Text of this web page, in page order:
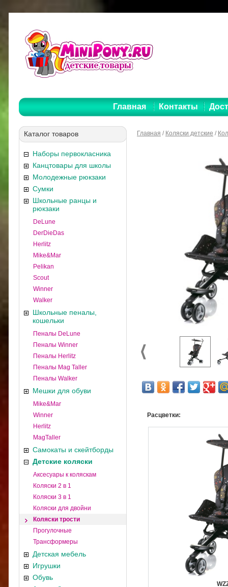
Главная Контакты
Каталог товаров
Наборы первокласника
Канцтовары для школы
Молодежные рюкзаки
Сумки
Школьные ранцы и
рюкзаки
DeLune
DerDieDas
Herlitz
Mike&Mar
Pelikan
Scout
Winner
Walker
Школьные пеналы,
кошельки
Пеналы DeLune
Пеналы Winner
Пеналы Herlitz
Пеналы Mag Taller
Пеналы Walker
Мешки для обуви
Mike&Mar
Winner
Herlitz
MagTaller
Самокаты и скейтборды
Детские коляски
Аксесуары к коляскам
Коляски 2 в 1
Коляски 3 в 1
Коляски для двойни
Коляски трости
Прогулочные
Трансформеры
Детская мебель
Игрушки
Обувь
Главная / Коляски детские /
Расцветки: